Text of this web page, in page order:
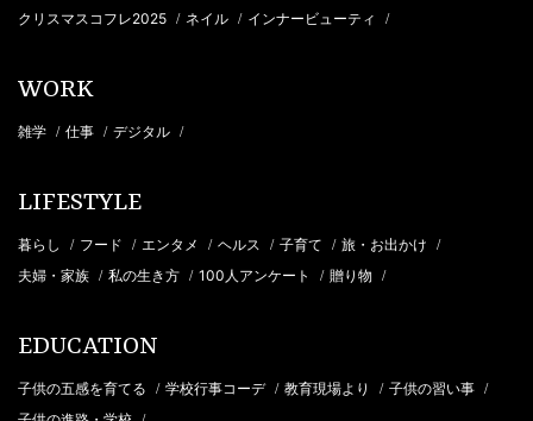
クリスマスコフレ2025 / ネイル / インナービューティ /
WORK
雑学 / 仕事 / デジタル /
LIFESTYLE
暮らし / フード / エンタメ / ヘルス / 子育て / 旅・お出かけ /
夫婦・家族 / 私の生き方 / 100人アンケート / 贈り物 /
EDUCATION
子供の五感を育てる / 学校行事コーデ / 教育現場より / 子供の習い事 /